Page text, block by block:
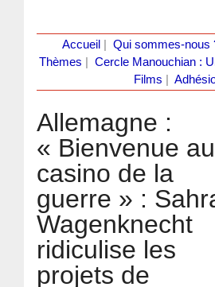
Accueil Qui sommes-nous
Thèmes
Cercle Manouchian :
Films
Allemagne :
« Bienvenue au
casino de la
guerre » :
Wagenknecht
ridiculise les
projets de